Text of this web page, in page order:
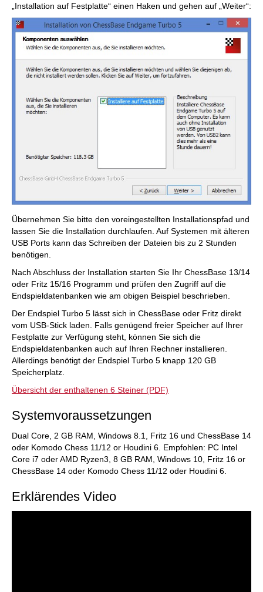
„Installation auf Festplatte“ einen Haken und gehen auf „Weiter“:
Übernehmen Sie bitte den voreingestellten Installationspfad und
lassen Sie die Installation durchlaufen. Auf Systemen mit älteren
USB Ports kann das Schreiben der Dateien bis zu 2 Stunden
benötigen.
Nach Abschluss der Installation starten Sie Ihr ChessBase 13/14
oder Fritz 15/16 Programm und prüfen den Zugriff auf die
Endspieldatenbanken wie am obigen Beispiel beschrieben.
Der Endspiel Turbo 5 lässt sich in ChessBase oder Fritz direkt
vom USB-Stick laden. Falls genügend freier Speicher auf Ihrer
Festplatte zur Verfügung steht, können Sie sich die
Endspieldatenbanken auch auf Ihren Rechner installieren.
Allerdings benötigt der Endspiel Turbo 5 knapp 120 GB
Speicherplatz.
Übersicht der enthaltenen 6 Steiner (PDF)
Systemvoraussetzungen
Dual Core, 2 GB RAM, Windows 8.1, Fritz 16 und ChessBase 14
oder Komodo Chess 11/12 or Houdini 6. Empfohlen: PC Intel
Core i7 oder AMD Ryzen3, 8 GB RAM, Windows 10, Fritz 16 or
ChessBase 14 oder Komodo Chess 11/12 oder Houdini 6.
Erklärendes Video